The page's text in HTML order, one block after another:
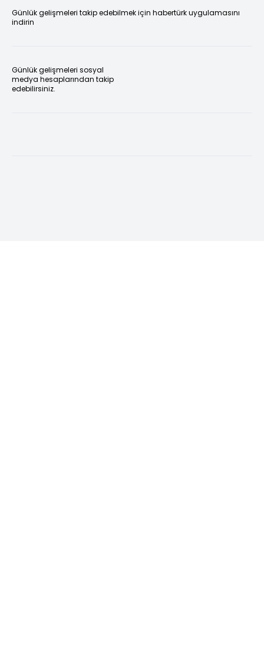
Günlük gelişmeleri takip edebilmek için habertürk uygulamasını
indirin
Günlük gelişmeleri sosyal
medya hesaplarından takip
edebilirsiniz.